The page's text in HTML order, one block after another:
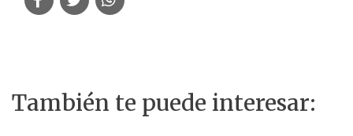
También te puede interesar: